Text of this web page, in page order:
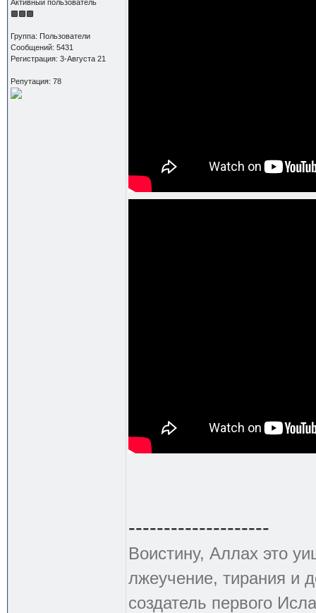
Активный пользователь
Группа: Пользователи
Сообщений: 5431
Регистрация: 3-Августа 21
Репутация: 78
--------------------
Воистину, Аллах это
лжеучение, тирания и
создатель первого